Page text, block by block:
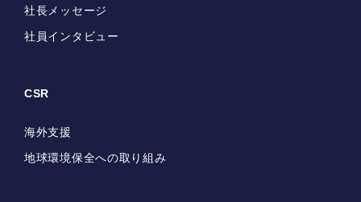
社長メッセージ
社員インタビュー
CSR
海外支援
地球環境保全への取り組み